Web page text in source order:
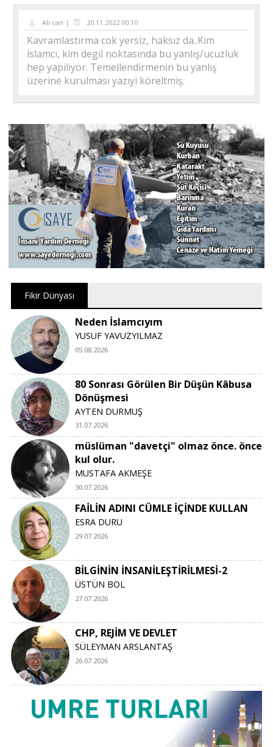
Ali can | 20.11.2022 00:10
Kavramlastırma cok yersiz, haksız da..Kim
islamcı, kim degil noktasında bu yanlış/ucuzluk
hep yapiliyor. Temellendirmenin bu yanlış
üzerine kurulması yazıyi köreltmiş.
Fikir Dünyası
Neden İslamcıyım
YUSUF YAVUZYILMAZ
05.08.2026
80 Sonrası Görülen Bir Düşün Kâbusa
Dönüşmesi
AYTEN DURMUŞ
31.07.2026
müslüman "davetçi" olmaz önce. önce
kul olur.
MUSTAFA AKMEŞE
30.07.2026
FAİLİN ADINI CÜMLE İÇİNDE KULLAN
ESRA DURU
29.07.2026
BİLGİNİN İNSANİLEŞTİRİLMESİ-2
ÜSTÜN BOL
27.07.2026
CHP, REJİM VE DEVLET
SÜLEYMAN ARSLANTAŞ
26.07.2026